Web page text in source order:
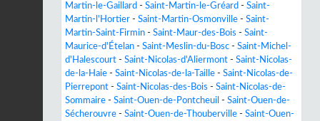
Martin-le-Gaillard - Saint-Martin-le-Gréard - Saint-
Martin-l'Hortier - Saint-Martin-Osmonville - Saint-
Martin-Saint-Firmin - Saint-Maur-des-Bois - Saint-
Maurice-d'Ételan - Saint-Meslin-du-Bosc - Saint-Michel-
d'Halescourt - Saint-Nicolas-d'Aliermont - Saint-Nicolas-
de-la-Haie - Saint-Nicolas-de-la-Taille - Saint-Nicolas-de-
Pierrepont - Saint-Nicolas-des-Bois - Saint-Nicolas-de-
Sommaire - Saint-Ouen-de-Pontcheuil - Saint-Ouen-de-
Sécherouvre - Saint-Ouen-de-Thouberville - Saint-Ouen-